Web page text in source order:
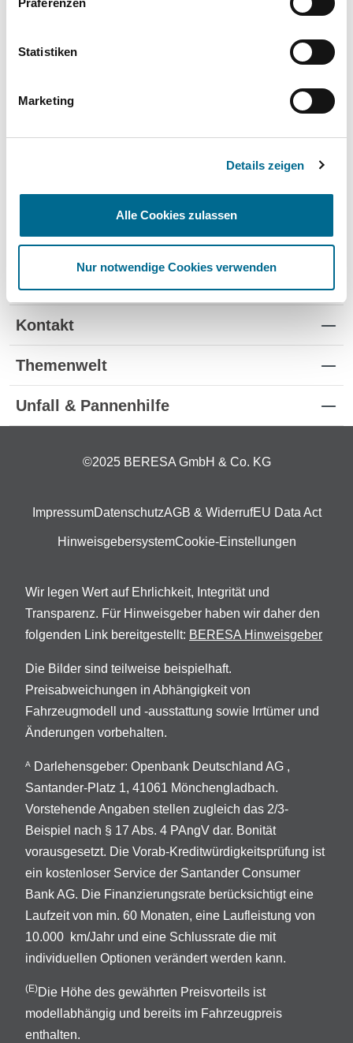
Präferenzen
Statistiken
Marketing
Details zeigen
Alle Cookies zulassen
Nur notwendige Cookies verwenden
Schnelle Verfügbarkeit
Flexible Laufzeiten ✔ - -
- -
Standorte
Kontakt
Themenwelt
Unfall & Pannenhilfe
©2025 BERESA GmbH & Co. KG
ImpressumDatenschutzAGB & WiderrufEU Data Act
HinweisgebersystemCookie-Einstellungen
Wir legen Wert auf Ehrlichkeit, Integrität und
Transparenz. Für Hinweisgeber haben wir daher den
folgenden Link bereitgestellt: BERESA Hinweisgeber
Die Bilder sind teilweise beispielhaft.
Preisabweichungen in Abhängigkeit von
Fahrzeugmodell und -ausstattung sowie Irrtümer und
Änderungen vorbehalten.
A
Darlehensgeber: Openbank Deutschland AG ,
Santander-Platz 1, 41061 Mönchengladbach.
Vorstehende Angaben stellen zugleich das 2/3-
Beispiel nach § 17 Abs. 4 PAngV dar. Bonität
vorausgesetzt. Die Vorab-Kreditwürdigkeitsprüfung ist
ein kostenloser Service der Santander Consumer
Bank AG. Die Finanzierungsrate berücksichtigt eine
Laufzeit von min. 60 Monaten, eine Laufleistung von
10.000 km/Jahr und eine Schlussrate die mit
individuellen Optionen verändert werden kann.
(E)Die Höhe des gewährten Preisvorteils ist
modellabhängig und bereits im Fahrzeugpreis
enthalten.